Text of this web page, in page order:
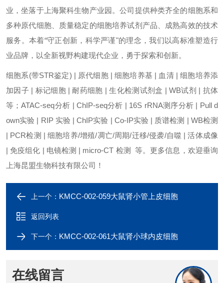
业，坐落于上海聚科生物产业园。公司提供种类齐全的细胞系和
多种原代细胞、质量稳定的细胞培养试剂产品、成熟高效的技术
服务。本着“守正创新，科学严谨"的理念，我们以高标准塑造行
业品牌，以全新视野构建现代企业，勇于探索和创新。
细胞系(带STR鉴定) | 原代细胞 | 细胞培养基 | 血清 | 细胞培养添
加因子 | 标记细胞 | 耐药细胞 | 生化检测试剂盒 | WB试剂 | 抗体
等；ATAC-seq分析 | ChIP-seq分析 | 16S rRNA测序分析 | Pull d
own实验 | RIP 实验 | ChIP实验 | Co-IP实验 | 质谱检测 | WB检测
| PCR检测 | 细胞培养/增殖/凋亡/周期/迁移/侵袭/自噬 | 活体成像
| 免疫组化 | 电镜检测 | micro-CT 检测 等。更多信息，欢迎垂询
上海昆盟生物科技有限公司！
上一个： KMCC-002-059大鼠肾小管上皮细胞
返回列表
下一个： KMCC-002-061大鼠肾小球内皮细胞
在线留言